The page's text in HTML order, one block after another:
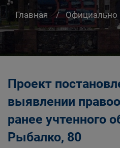
Главная Официально
Проект
выявлении
ранее учтенного
Рыбалко, 80